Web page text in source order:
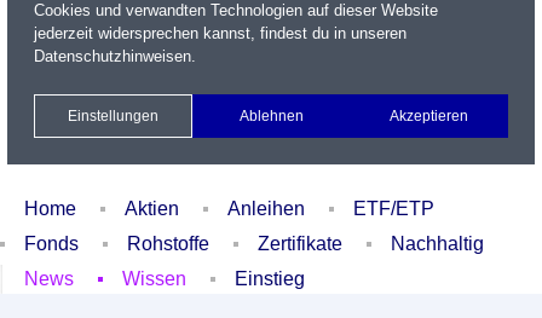
Name / WKN / ISIN / Kürzel
Xetra Realtime
Watchlist Portfolio Login
Home Aktien Anleihen
ETF/ETP
Fonds
Rohstoffe Zertifikate
Nachhaltig
News
Wissen Einstieg
Cookies und verwandten Technologien auf dieser Website
jederzeit widersprechen kannst, findest du in unseren
Datenschutzhinweisen.
Einstellungen Ablehnen Akzeptieren